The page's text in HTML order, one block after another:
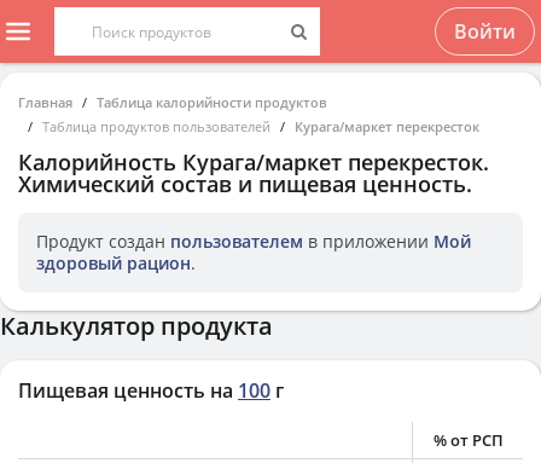
Войти
Главная
Таблица калорийности продуктов
Таблица продуктов пользователей
Курага/маркет перекресток
Калорийность Курага/маркет перекресток.
Химический состав и пищевая ценность.
Продукт создан пользователем в приложении Мой
здоровый рацион.
Калькулятор продукта
Пищевая ценность на 100 г
% от РСП